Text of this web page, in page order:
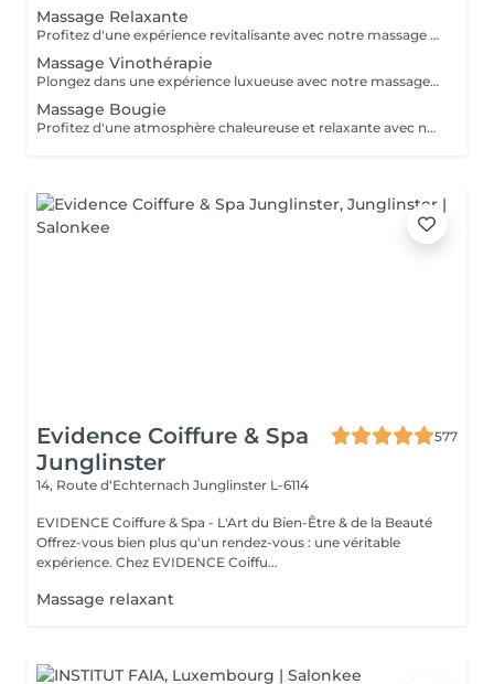
Massage Relaxante
Profitez d'une expérience revitalisante avec notre massage relaxant de 40, 60 ou 90 minutes. Nos esthéticiennes utiliseront des techniques douces pour soulager les tensions musculaires, procurant une sensation de tranquillité. Le temps de préparation et d'installation de la cliente est inclus dans la période choisie, garantissant que chaque minute soit consacrée à votre bien-être. Profitez de ce moment pour rajeunir corps et esprit.
Massage Vinothérapie
Plongez dans une expérience luxueuse avec notre massage Vinothérapie de 40, 60 ou 90 minutes. Nos Esthetcienne experts utiliseront des techniques spécifiques, combinant les bienfaits du raisin pour apaiser vos muscles et offrir une sensation de détente profonde. Le temps de préparation et d'installation de la cliente est inclus dans la durée sélectionnée, garantissant une expérience dédiée à votre bien-être. Laissez-vous emporter par ce moment de délice, revitalisant à la fois votre corps et votre esprit.
Massage Bougie
Profitez d'une atmosphère chaleureuse et relaxante avec notre massage aux bougies de 40, 60 ou 90 minutes. Nos esthéticiennes spécialisées intègrent des bougies parfumées pour créer une ambiance paisible tout en appliquant des techniques douces visant à soulager les tensions musculaires. Le temps de préparation et d'installation de la cliente est inclus dans la période choisie, garantissant que chaque minute soit dédiée à votre bien-être. Offrez-vous une expérience de rajeunissement du corps et de l'esprit dans ce cadre serein.
Evidence Coiffure & Spa
Junglinster
577
14, Route d‘Echternach Junglinster L-6114
EVIDENCE Coiffure & Spa - L'Art du Bien-Être & de la Beauté
Offrez-vous bien plus qu'un rendez-vous : une véritable
expérience. Chez EVIDENCE Coiffu...
Massage relaxant